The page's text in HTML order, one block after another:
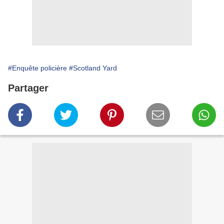
#Enquête policière #Scotland Yard
Partager